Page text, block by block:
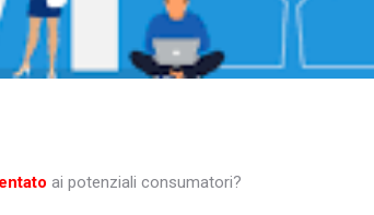
ai potenziali consumatori?